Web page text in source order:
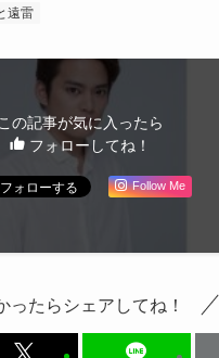
遠雷
の記事が気に入ったら
フォローしてね！
Follow Me
ったらシェアしてね！